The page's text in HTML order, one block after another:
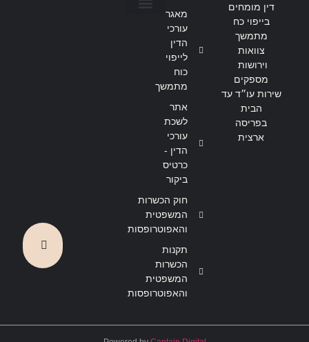
דין מומחים
בייפוי כח
מתמשך
צוואות
וירושות
מספקים
שירות עו״ד עד
הבית
בפריסה
ארצית
מאגר
עורכי
הדין
לייפוי
כוח
מתמשך
אתר
לשכת
עורכי
הדין -
כרטיס
ביקור
חוק הכשרות
המשפטית
והאפוטרופסות
תקנות
הכשרות
המשפטית
והאפוטרופסות